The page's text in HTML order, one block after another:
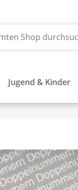
Jugend & Kinder